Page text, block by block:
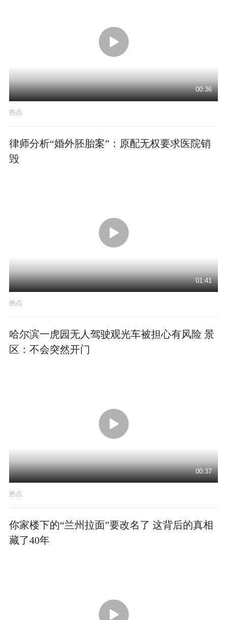
00:36
热点
律师分析“婚外胚胎案”：原配无权要求医院销
毁
01:41
热点
哈尔滨一虎园无人驾驶观光车被担心有风险 景
区：不会突然开门
00:37
热点
你家楼下的“兰州拉面”要改名了 这背后的真相
藏了40年